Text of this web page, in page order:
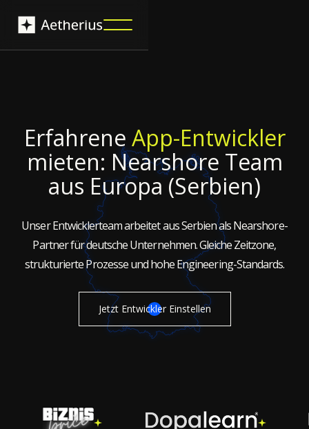
Erfahrene App-Entwickler
mieten: Nearshore Team
aus Europa (Serbien)
Unser Entwicklerteam arbeitet aus Serbien als Nearshore-
Partner für deutsche Unternehmen. Gleiche Zeitzone,
strukturierte Prozesse und hohe Engineering-Standards.
Jetzt Entwickler Einstellen